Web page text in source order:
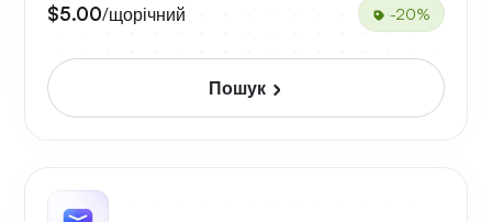
$5.00/щорічний -20%
Пошук